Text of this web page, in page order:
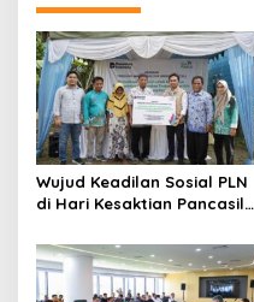
Wujud Keadilan Sosial PLN
di Hari Kesaktian Pancasila:
Jiwa Tanjung Buyu